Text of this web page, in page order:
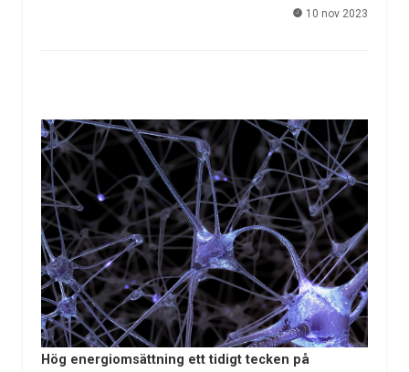
10 nov 2023
Hög energiomsättning ett tidigt tecken på